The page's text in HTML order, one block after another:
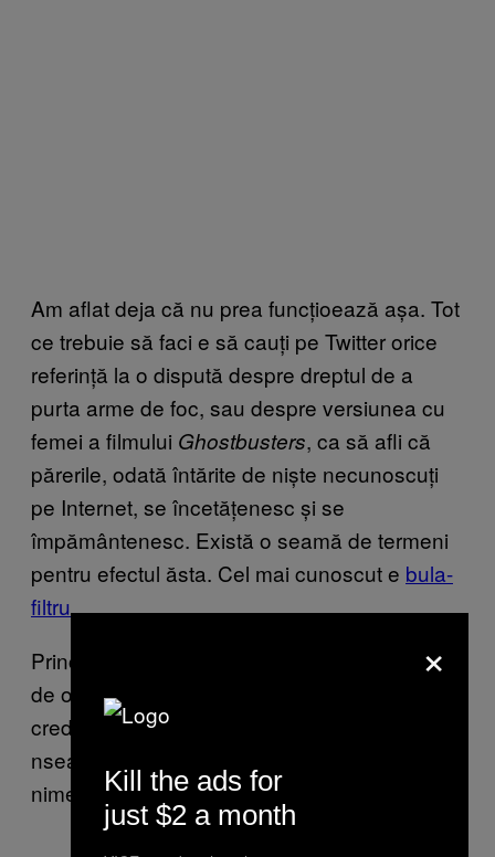
Am aflat deja că nu prea funcțioează așa. Tot
ce trebuie să faci e să cauți pe Twitter orice
referință la o dispută despre dreptul de a
purta arme de foc, sau despre versiunea cu
femei a filmului Ghostbusters, ca să afli că
părerile, odată întărite de niște necunoscuți
pe Internet, se încetățenesc și se
împământenesc. Există o seamă de termeni
pentru efectul ăsta. Cel mai cunoscut e bula-
filtru.
Principalul concept e ăsta: dacă te înconjori
de oameni care cred același lucru ca și tine,
credințele alea vor deveni adevăruri, ceea ce-
nseamnă că n-o să te mai poată convinge
nimeni că nu stau lucrurile chiar așa.
×
Kill the ads for
just $2 a month